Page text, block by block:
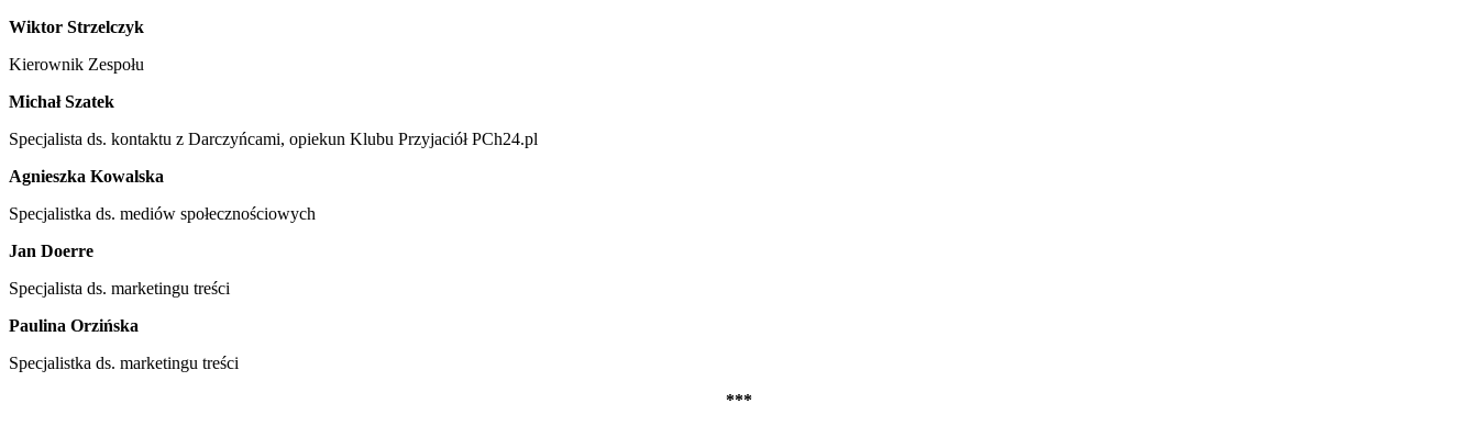
Wiktor Strzelczyk
Kierownik Zespołu
Michał Szatek
Specjalista ds. kontaktu z Darczyńcami, opiekun Klubu Przyjaciół PCh24.pl
Agnieszka Kowalska
Specjalistka ds. mediów społecznościowych
Jan Doerre
Specjalista ds. marketingu treści
Paulina Orzińska
Specjalistka ds. marketingu treści
***